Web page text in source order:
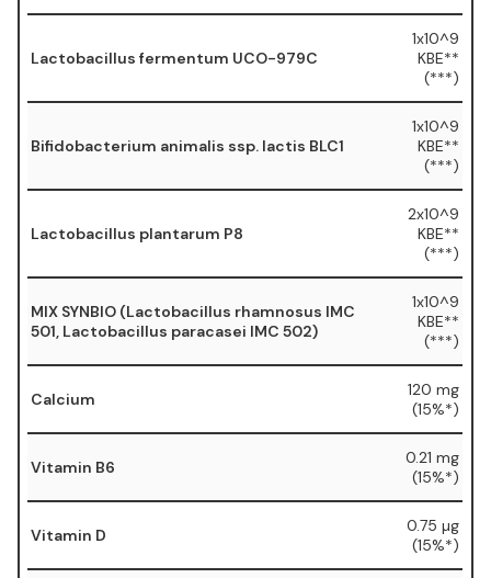
Lactobacillus fermentum UCO-979C
1x10^9
KBE**
(***)
Bifidobacterium animalis ssp. lactis BLC1
1x10^9
KBE**
(***)
Lactobacillus plantarum P8
2x10^9
KBE**
(***)
MIX SYNBIO (Lactobacillus rhamnosus IMC
501, Lactobacillus paracasei IMC 502)
1x10^9
KBE**
(***)
Calcium
120 mg
(15%*)
Vitamin B6
0.21 mg
(15%*)
Vitamin D
0.75 µg
(15%*)